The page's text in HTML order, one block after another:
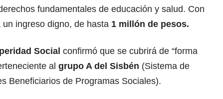
fundamentales de educación y salud. Con
ingreso digno, de hasta 1 millón de pesos.
Social confirmó que se cubrirá de “forma
al grupo A del Sisbén (Sistema de
Beneficiarios de Programas Sociales).